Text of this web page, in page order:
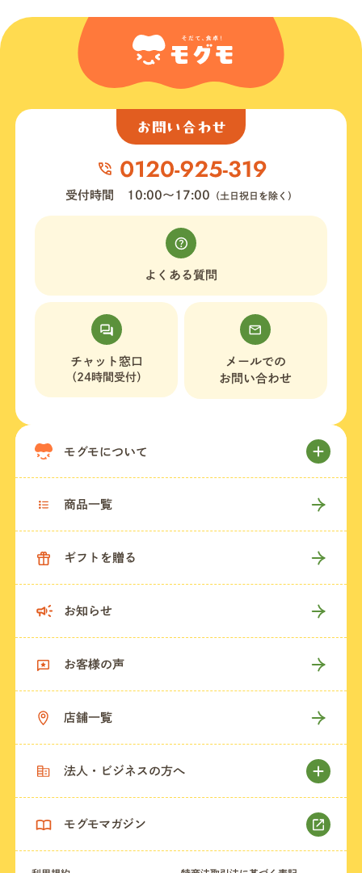
お問い合わせ
受付時間 10:00〜17:00 （土日祝日を除く）
よくある質問
チャット窓口
（24時間受付）
メールでの
お問い合わせ
モグモについて
商品一覧
ギフトを贈る
お知らせ
お客様の声
店舗一覧
法人・ビジネスの方へ
モグモマガジン